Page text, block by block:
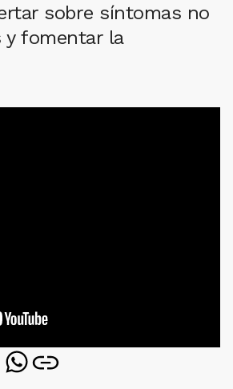
sobre síntomas no
fomentar la